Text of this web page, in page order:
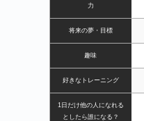
力
将来の夢・目標
趣味
好きなトレーニング
1日だけ他の人になれる
としたら誰になる？